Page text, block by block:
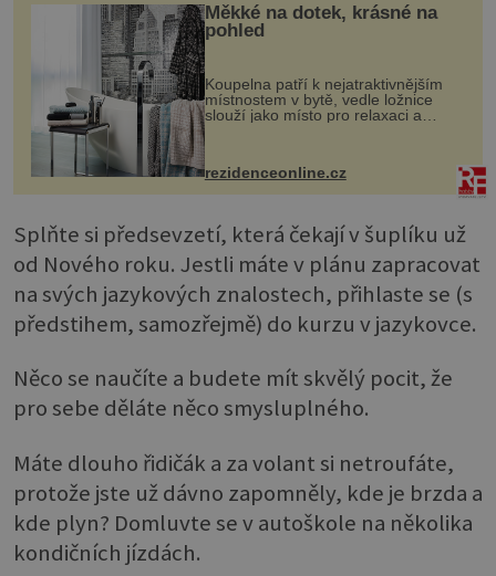
Měkké na dotek, krásné na
pohled
Koupelna patří k nejatraktivnějším
místnostem v bytě, vedle ložnice
slouží jako místo pro relaxaci a
odpočinek. Koupelnový textil –
ručníky, osušky a koberečky –
proutku...
rezidenceonline.cz
Splňte si předsevzetí, která čekají v šuplíku už
od Nového roku. Jestli máte v plánu zapracovat
na svých jazykových znalostech, přihlaste se (s
předstihem, samozřejmě) do kurzu v jazykovce.
Něco se naučíte a budete mít skvělý pocit, že
pro sebe děláte něco smysluplného.
Máte dlouho řidičák a za volant si netroufáte,
protože jste už dávno zapomněly, kde je brzda a
kde plyn? Domluvte se v autoškole na několika
kondičních jízdách.